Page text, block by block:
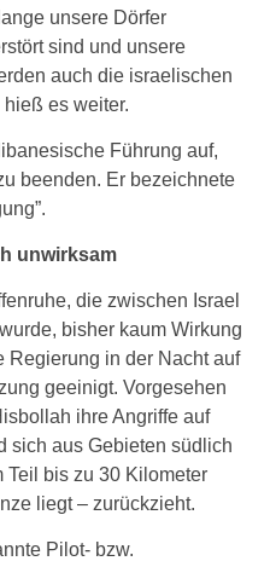
unsere Dörfer
sind und unsere
auch die israelischen
es weiter.
Führung auf,
beenden. Er bezeichnete
unwirksam
die zwischen Israel
bisher kaum Wirkung
Regierung in der Nacht auf
geeinigt. Vorgesehen
ihre Angriffe auf
sich aus Gebieten südlich
Teil bis zu 30 Kilometer
liegt – zurückzieht.
Pilot- bzw.